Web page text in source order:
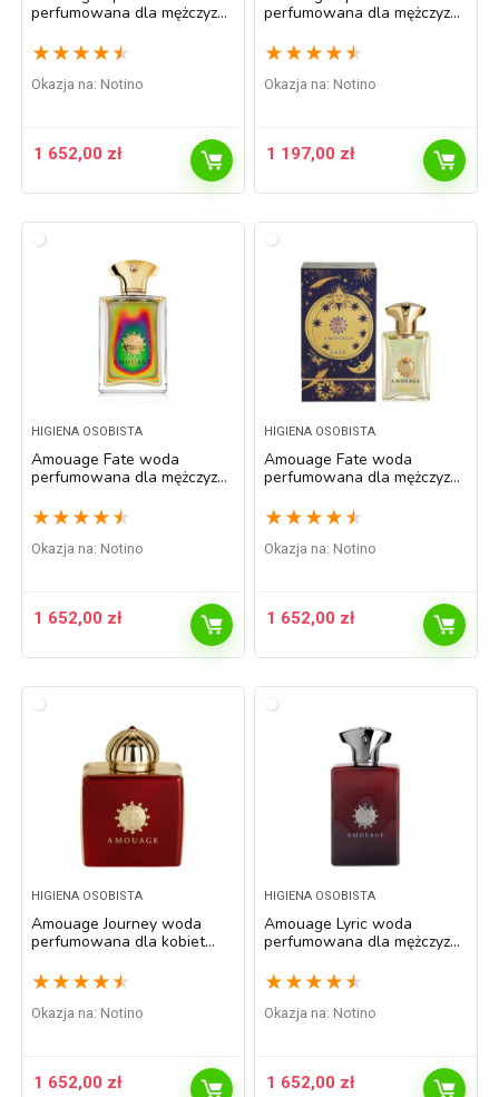
perfumowana dla mężczyzn
★ ★ ★ ★ ★
Okazja na: Notino
1 652,00 zł
perfumowana dla mężczyzn
★ ★ ★ ★ ★
Okazja na: Notino
1 197,00 zł
HIGIENA OSOBISTA
Amouage Fate woda
perfumowana dla mężczyzn
★ ★ ★ ★ ★
Okazja na: Notino
1 652,00 zł
HIGIENA OSOBISTA
Amouage Fate woda
perfumowana dla mężczyzn
★ ★ ★ ★ ★
Okazja na: Notino
1 652,00 zł
HIGIENA OSOBISTA
Amouage Journey woda
perfumowana dla kobiet
★ ★ ★ ★ ★
Okazja na: Notino
1 652,00 zł
HIGIENA OSOBISTA
Amouage Lyric woda
perfumowana dla mężczyzn
★ ★ ★ ★ ★
Okazja na: Notino
1 652,00 zł